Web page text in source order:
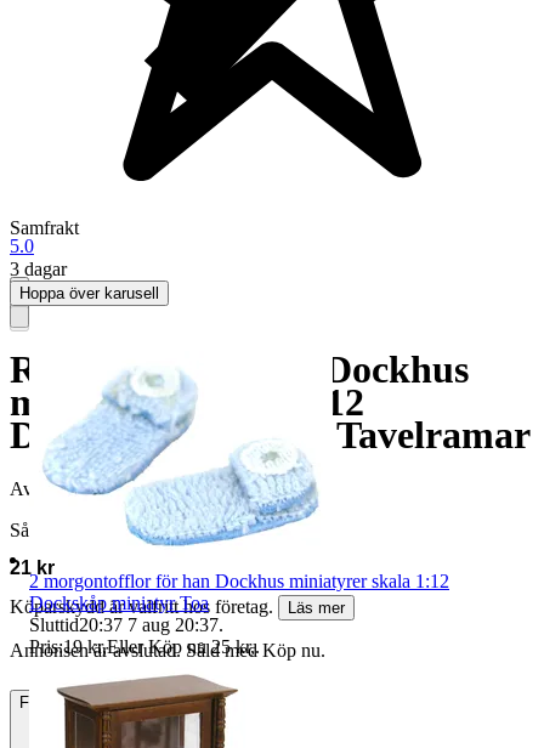
5.0
Ram Liten gyllene Dockhus
miniatyrer skala 1:12
Dockskåp miniatyr Tavelramar
Avslutad 10 jul 19:44
Såld för
21 kr
Köparskydd är valfritt hos företag.
Läs mer
Annonsen är avslutad. Såld med Köp nu.
Frakt 15 kr Annat fraktsätt
Samfrakt
3 dagar
Hoppa över karusell
2 morgontofflor för han Dockhus miniatyrer skala 1:12
Dockskåp miniatyr Toa
Sluttid20:37 7 aug 20:37.
Pris:19 kr,Eller Köp nu 25 kr,.